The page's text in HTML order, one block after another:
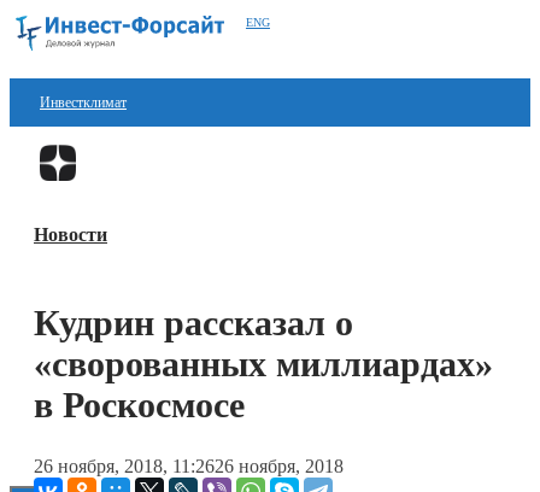
ENG
Инвестклимат
Финансы
Блокчейн
Технологии
ESG
Новости
Кудрин рассказал о
«сворованных миллиардах»
в Роскосмосе
26 ноября, 2018, 11:2626 ноября, 2018